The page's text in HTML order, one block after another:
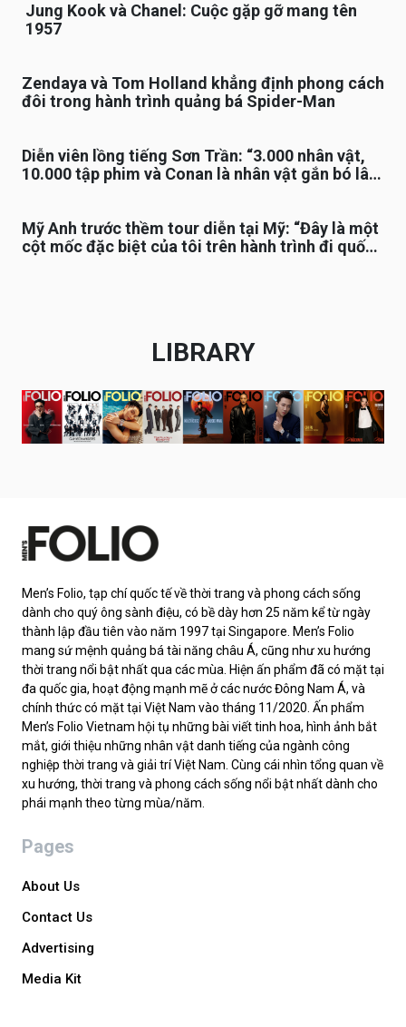
Jung Kook và Chanel: Cuộc gặp gỡ mang tên
1957
Zendaya và Tom Holland khẳng định phong cách
đôi trong hành trình quảng bá Spider-Man
Diễn viên lồng tiếng Sơn Trần: “3.000 nhân vật,
10.000 tập phim và Conan là nhân vật gắn bó lâu
Mỹ Anh trước thềm tour diễn tại Mỹ: “Đây là một
cột mốc đặc biệt của tôi trên hành trình đi quốc
LIBRARY
Men’s Folio, tạp chí quốc tế về thời trang và phong cách sống
dành cho quý ông sành điệu, có bề dày hơn 25 năm kể từ ngày
thành lập đầu tiên vào năm 1997 tại Singapore. Men’s Folio
mang sứ mệnh quảng bá tài năng châu Á, cũng như xu hướng
thời trang nổi bật nhất qua các mùa. Hiện ấn phẩm đã có mặt tại
đa quốc gia, hoạt động mạnh mẽ ở các nước Đông Nam Á, và
chính thức có mặt tại Việt Nam vào tháng 11/2020. Ấn phẩm
Men’s Folio Vietnam hội tụ những bài viết tinh hoa, hình ảnh bắt
mắt, giới thiệu những nhân vật danh tiếng của ngành công
nghiệp thời trang và giải trí Việt Nam. Cùng cái nhìn tổng quan về
xu hướng, thời trang và phong cách sống nổi bật nhất dành cho
phái mạnh theo từng mùa/năm.
Pages
About Us
Contact Us
Advertising
Media Kit